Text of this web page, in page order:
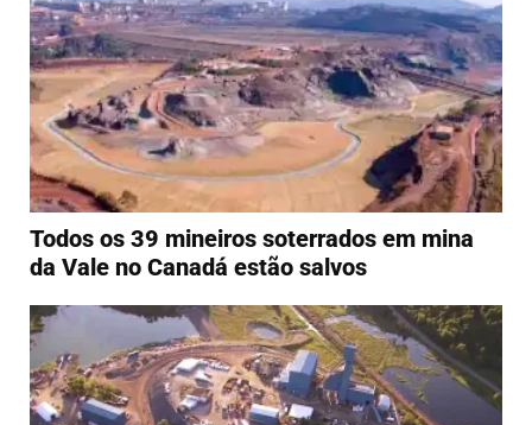
Todos os 39 mineiros soterrados em mina
da Vale no Canadá estão salvos